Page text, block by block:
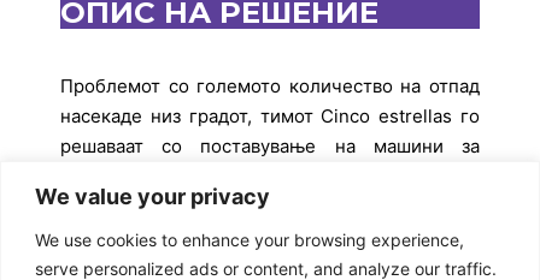
We value your privacy
We use cookies to enhance your browsing experience,
serve personalized ads or content, and analyze our traffic.
ОПИС НА РЕШЕНИЕ
Проблемот со големото количество на отпад
насекаде низ градот, тимот Cinco estrellas го
решаваат со поставување на машини за
помош на соларни панели. За секое парче
отпад вметнато во овие машини, поединецот
добива паричен надоместок на својата сметка